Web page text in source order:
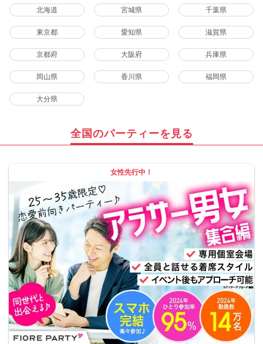
北海道 宮城県 千葉県
東京都 愛知県 滋賀県
京都府 大阪府 兵庫県
岡山県 香川県 福岡県
大分県
全国のパーティーを見る
女性先行中！